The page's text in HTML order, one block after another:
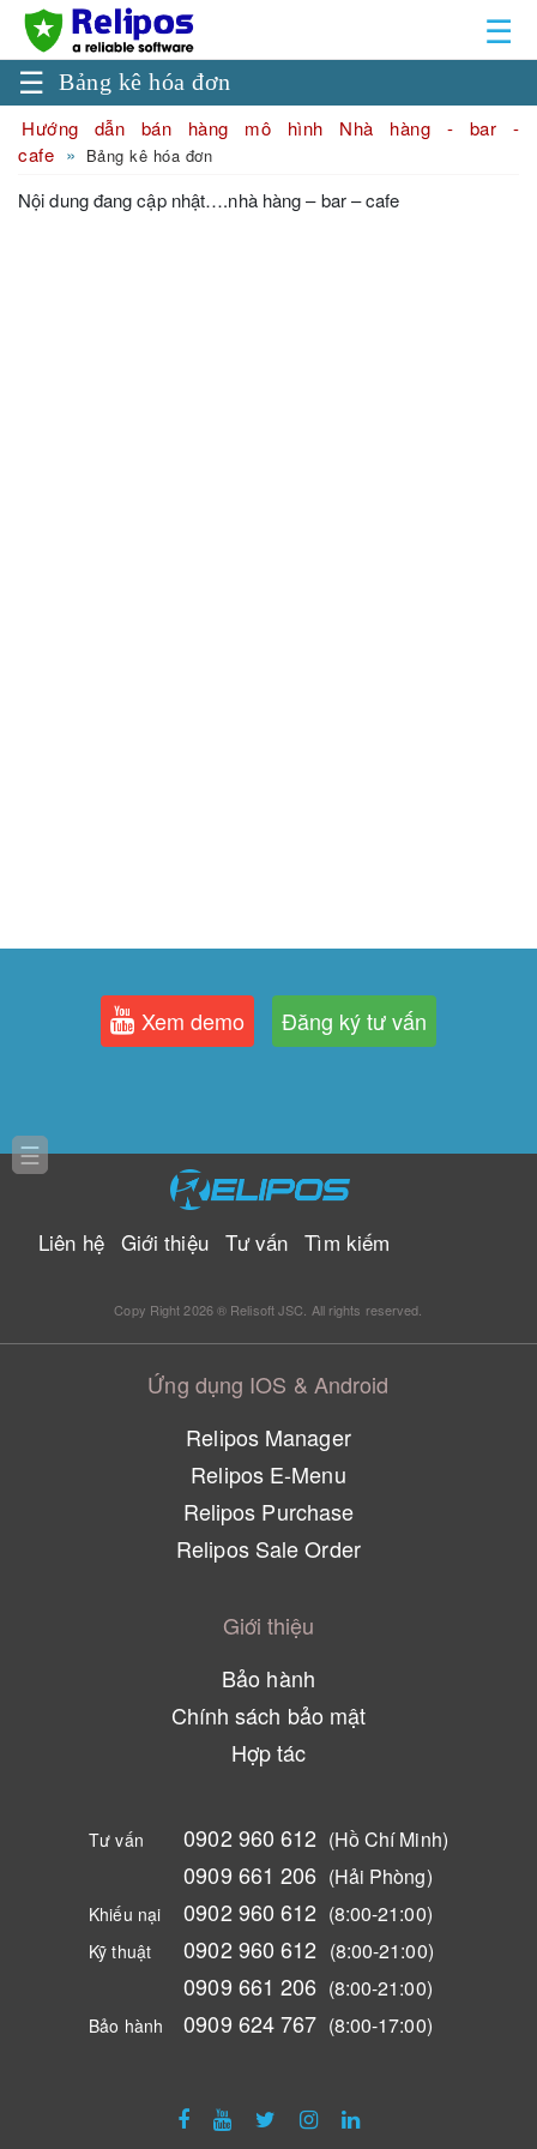
☰
☰ Bảng kê hóa đơn
☰
Hướng dẫn bán hàng mô hình Nhà hàng - bar -
cafe
Bảng kê hóa đơn
Nội dung đang cập nhật….nhà hàng – bar – cafe
Xem demo Đăng ký tư vấn
Liên hệ Giới thiệu Tư vấn Tìm kiếm
Copy Right 2026 ® Relisoft JSC. All rights reserved.
Ứng dụng IOS & Android
Relipos Manager
Relipos E-Menu
Relipos Purchase
Relipos Sale Order
Giới thiệu
Bảo hành
Chính sách bảo mật
Hợp tác
Tư vấn 0902 960 612 (Hồ Chí Minh)
0909 661 206 (Hải Phòng)
Khiếu nại 0902 960 612 (8:00-21:00)
Kỹ thuật 0902 960 612 (8:00-21:00)
0909 661 206 (8:00-21:00)
Bảo hành 0909 624 767 (8:00-17:00)